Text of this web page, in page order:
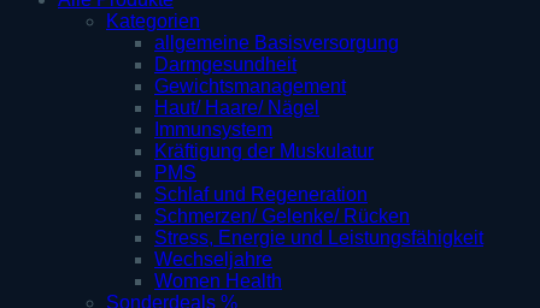
Kategorien
allgemeine Basisversorgung
Darmgesundheit
Gewichtsmanagement
Haut/ Haare/ Nägel
Immunsystem
Kräftigung der Muskulatur
PMS
Schlaf und Regeneration
Schmerzen/ Gelenke/ Rücken
Stress, Energie und Leistungsfähigkeit
Wechseljahre
Women Health
Sonderdeals %